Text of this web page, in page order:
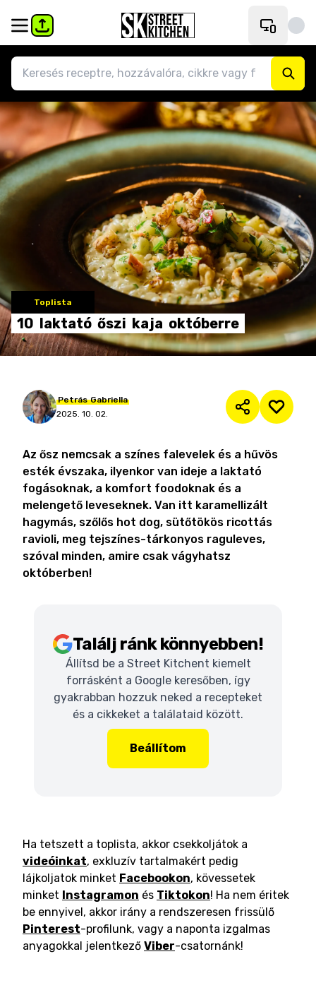
Toplista
10 laktató őszi kaja októberre
Petrás Gabriella
2025. 10. 02.
Az ősz nemcsak a színes falevelek és a hűvös
esték évszaka, ilyenkor van ideje a laktató
fogásoknak, a komfort foodoknak és a
melengető leveseknek. Van itt karamellizált
hagymás, szőlős hot dog, sütőtökös ricottás
ravioli, meg tejszínes-tárkonyos raguleves,
szóval minden, amire csak vágyhatsz
októberben!
Találj ránk könnyebben!
Állítsd be a Street Kitchent kiemelt
forrásként a Google keresőben, így
gyakrabban hozzuk neked a recepteket
és a cikkeket a találataid között.
Beállítom
Ha tetszett a toplista, akkor csekkoljátok a
videóinkat, exkluzív tartalmakért pedig
lájkoljatok minket Facebookon, kövessetek
minket Instagramon és Tiktokon! Ha nem éritek
be ennyivel, akkor irány a rendszeresen frissülő
Pinterest-profilunk, vagy a naponta izgalmas
anyagokkal jelentkező Viber-csatornánk!